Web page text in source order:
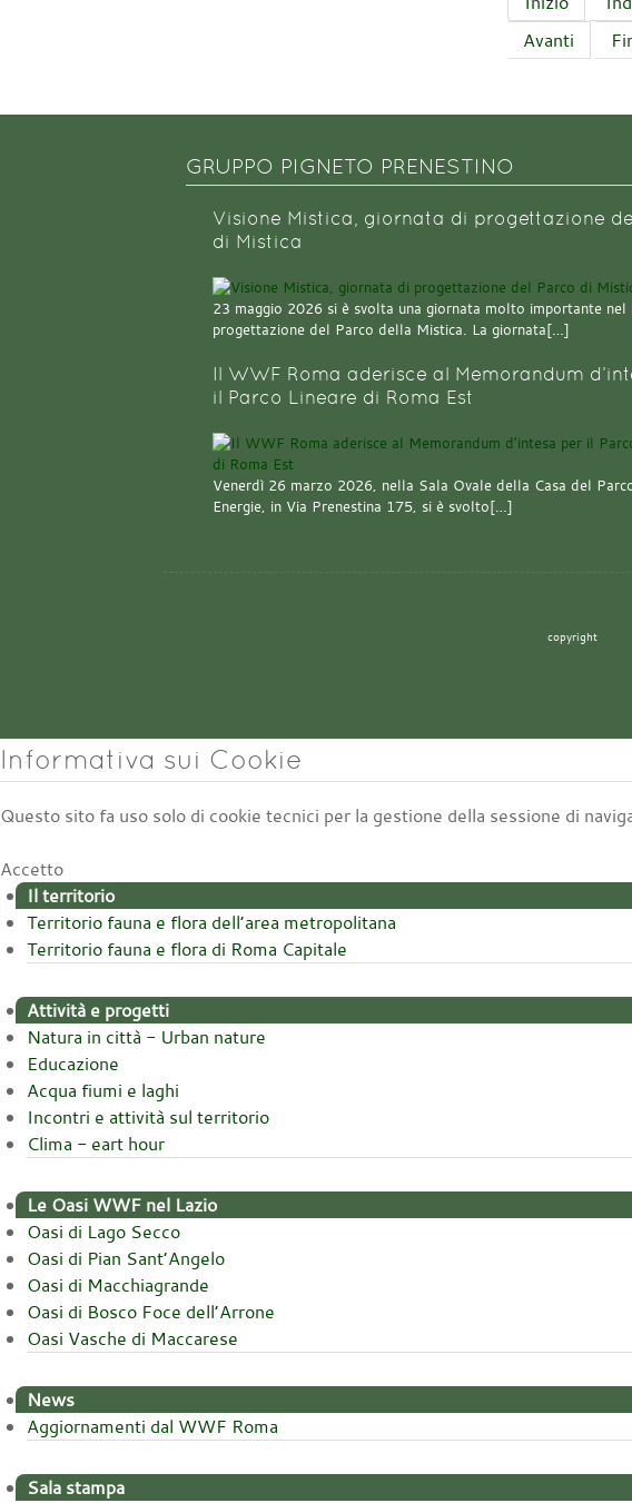
Avanti
GRUPPO PIGNETO PRENESTINO
Visione Mistica, giornata di progettazione
di Mistica
23 maggio 2026 si è svolta una giornata molto importante nel
progettazione del Parco della Mistica. La giornata[…]
Il WWF Roma aderisce al Memorandum
il Parco Lineare di Roma Est
Venerdì 26 marzo 2026, nella Sala Ovale della Casa del
Energie, in Via Prenestina 175, si è svolto[…]
copyright
Informativa sui Cookie
Questo sito fa uso solo di cookie tecnici per la gestione della sessione di
Accetto
Il territorio
Territorio fauna e flora dell’area metropolitana
Territorio fauna e flora di Roma Capitale
Attività e progetti
Natura in città - Urban nature
Educazione
Acqua fiumi e laghi
Incontri e attività sul territorio
Clima - eart hour
Le Oasi WWF nel Lazio
Oasi di Lago Secco
Oasi di Pian Sant’Angelo
Oasi di Macchiagrande
Oasi di Bosco Foce dell’Arrone
Oasi Vasche di Maccarese
News
Aggiornamenti dal WWF Roma
Sala stampa